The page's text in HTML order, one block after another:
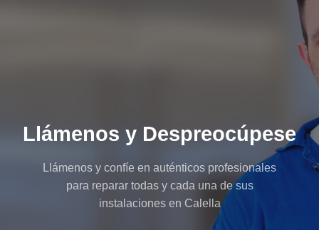
Llámenos y Despreocúpese
Llámenos y confíe en auténticos profesionales
para reparar todas y cada una de sus
instalaciones en Calella